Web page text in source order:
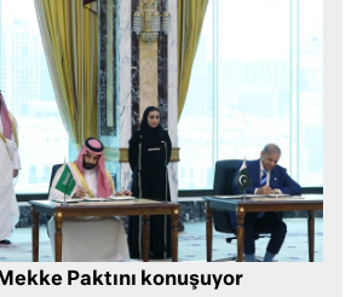
Paktını konuşuyor